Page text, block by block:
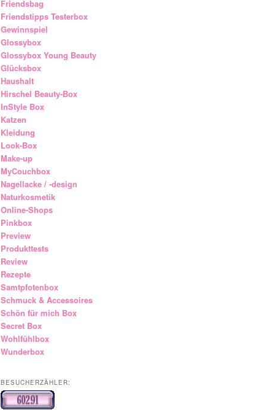
Friendsbag
Friendstipps Testerbox
Gewinnspiel
Glossybox
Glossybox Young Beauty
Glücksbox
Haushalt
Hirschel Beauty-Box
InStyle Box
Katzen
Kleidung
Look-Box
Make-up
MyCouchbox
Nagellacke / -design
Naturkosmetik
Online-Shops
Pinkbox
Preview
Produkttests
Review
Rezepte
Samtpfotenbox
Schmuck & Accessoires
Schön für mich Box
Secret Box
Wohlfühlbox
Wunderbox
BESUCHERZÄHLER: